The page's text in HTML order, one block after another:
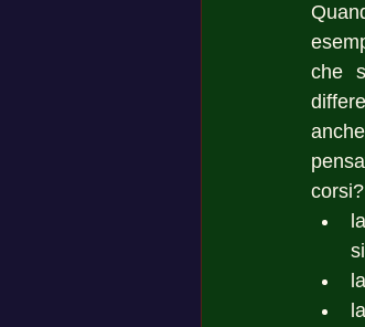
che